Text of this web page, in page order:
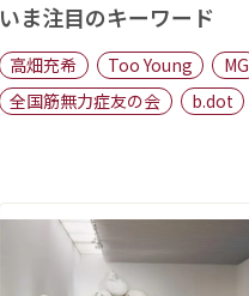
いま注目のキーワード
高畑充希 Too Young MG
全国筋無力症友の会
b.dot